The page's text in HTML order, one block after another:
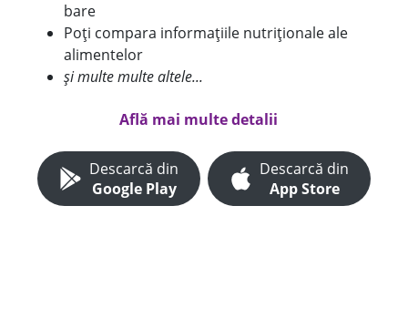
bare
Poți compara informațiile nutriționale ale
alimentelor
și multe multe altele...
Află mai multe detalii
Descarcă din
Google Play
Descarcă din
App Store